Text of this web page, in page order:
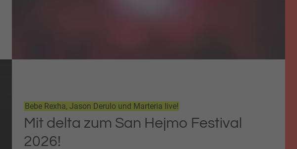
Bebe Rexha, Jason Derulo und Marteria live!
Mit delta zum San Hejmo Festival
2026!